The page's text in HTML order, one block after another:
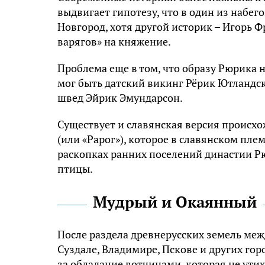
выдвигает гипотезу, что в один из
Новгород, хотя другой историк –
варягов» на княжение.
Проблема еще в том, что образу Рюрика
мог быть датский викинг Рёрик
швед Эйрик Эмундарсон.
Существует и славянская версия
(или «Рарог»), которое в славянском
раскопках ранних поселений династии
птицы.
Мудрый и Окаянный
После раздела древнерусских земель
Суздале, Владимире, Пскове и других